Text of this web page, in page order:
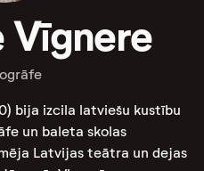
Vīgnere
bija izcila latviešu kustību
un baleta skolas
Latvijas teātra un dejas